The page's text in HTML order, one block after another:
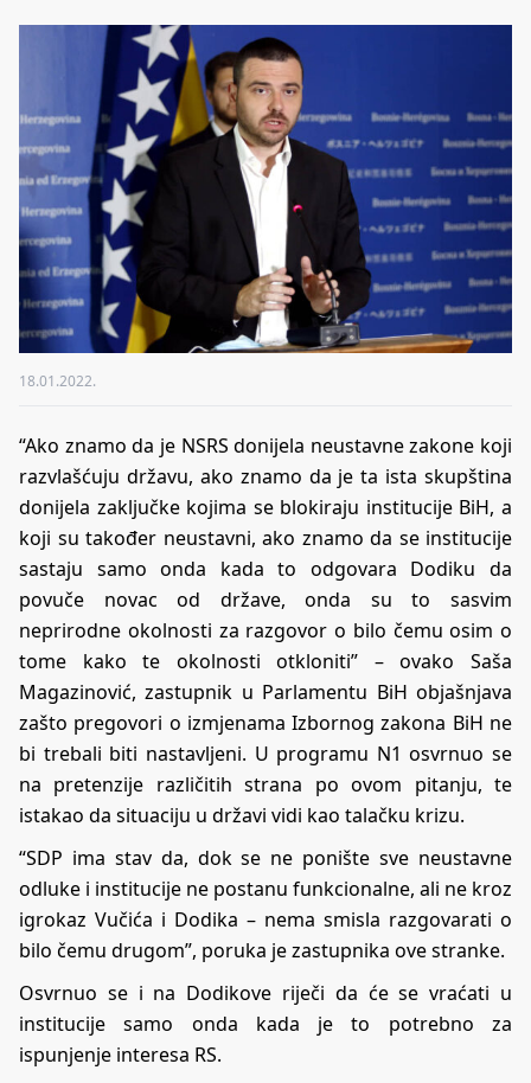
18.01.2022.
“Ako znamo da je NSRS donijela neustavne zakone koji
razvlašćuju državu, ako znamo da je ta ista skupština
donijela zaključke kojima se blokiraju institucije BiH, a
koji su također neustavni, ako znamo da se institucije
sastaju samo onda kada to odgovara Dodiku da
povuče novac od države, onda su to sasvim
neprirodne okolnosti za razgovor o bilo čemu osim o
tome kako te okolnosti otkloniti” – ovako Saša
Magazinović, zastupnik u Parlamentu BiH objašnjava
zašto pregovori o izmjenama Izbornog zakona BiH ne
bi trebali biti nastavljeni. U programu N1 osvrnuo se
na pretenzije različitih strana po ovom pitanju, te
istakao da situaciju u državi vidi kao talačku krizu.
“SDP ima stav da, dok se ne ponište sve neustavne
odluke i institucije ne postanu funkcionalne, ali ne kroz
igrokaz Vučića i Dodika – nema smisla razgovarati o
bilo čemu drugom”, poruka je zastupnika ove stranke.
Osvrnuo se i na Dodikove riječi da će se vraćati u
institucije samo onda kada je to potrebno za
ispunjenje interesa RS.